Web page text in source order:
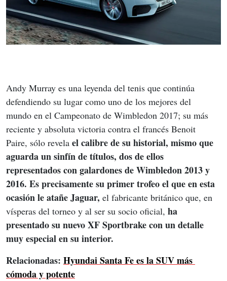
Andy Murray es una leyenda del tenis que continúa
defendiendo su lugar como uno de los mejores del
mundo en el Campeonato de Wimbledon 2017; su más
reciente y absoluta victoria contra el francés Benoit
Paire, sólo revela el calibre de su historial, mismo que
aguarda un sinfín de títulos, dos de ellos
representados con galardones de Wimbledon 2013 y
2016. Es precisamente su primer trofeo el que en esta
ocasión le atañe Jaguar, el fabricante británico que, en
vísperas del torneo y al ser su socio oficial, ha
presentado su nuevo XF Sportbrake con un detalle
muy especial en su interior.
Relacionadas: Hyundai Santa Fe es la SUV más
cómoda y potente